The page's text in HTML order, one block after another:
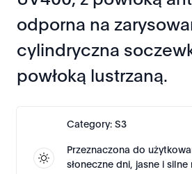
odporna na
cylindryczna
powłoką lustrzaną.
Category: S3
Przeznaczona do
słoneczne dni, jasne i silne